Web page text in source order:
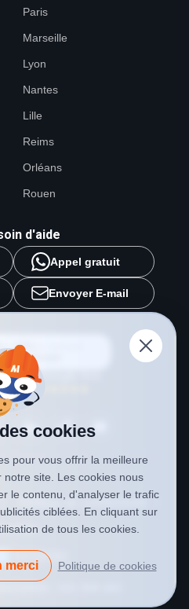
Paris
Marseille
Lyon
Nantes
Lille
Reims
Orléans
Rouen
d'aide
Appel gratuit
Envoyer E-mail
2000
surGoogle
Politique de confidentialité
cookies
pour vous offrir la meilleure
site. Les cookies nous
le contenu, d'analyser le trafic
ciblées. En cliquant sur
de tous les cookies.
merci Politique de cookies